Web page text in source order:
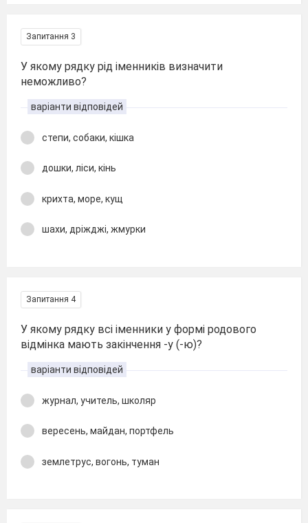
Запитання 3
У якому рядку рід іменників визначити
неможливо?
варіанти відповідей
степи, собаки, кішка
дошки, ліси, кінь
крихта, море, кущ
шахи, дріжджі, жмурки
Запитання 4
У якому рядку всі іменники у формі родового
відмінка мають закінчення -у (-ю)?
варіанти відповідей
журнал, учитель, школяр
вересень, майдан, портфель
землетрус, вогонь, туман